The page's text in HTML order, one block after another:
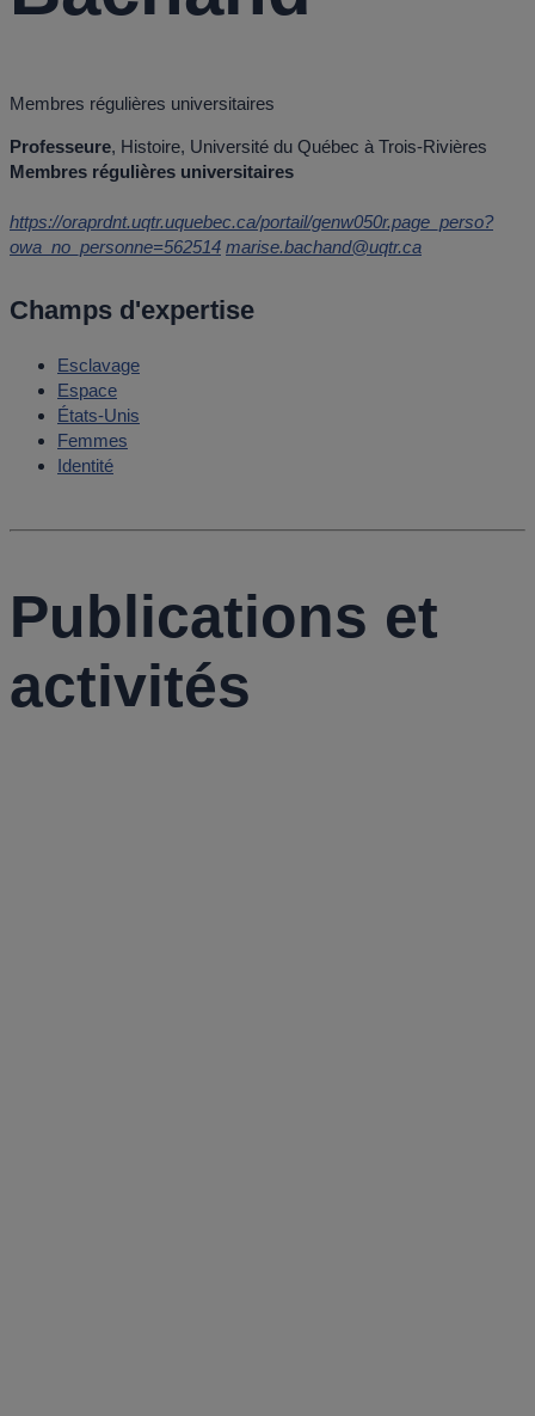
Membres régulières universitaires
Professeure, Histoire, Université du Québec à Trois-Rivières
Membres régulières universitaires
https://oraprdnt.uqtr.uquebec.ca/portail/genw050r.page_perso?
owa_no_personne=562514 marise.bachand@uqtr.ca
Champs d'expertise
Esclavage
Espace
États-Unis
Femmes
Identité
Publications et
activités